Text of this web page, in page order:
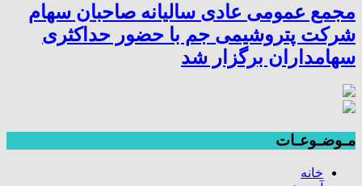
مجمع عمومی عادی سالیانه صاحبان سهام
شرکت پتروشیمی جم با حضور حداکثری
سهامداران برگزار شد
مـوضـوعـات
خانه